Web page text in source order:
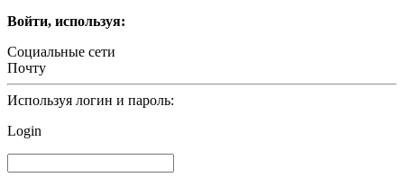
Войти, используя:
Социальные сети
Почту
Используя логин и пароль:
Login